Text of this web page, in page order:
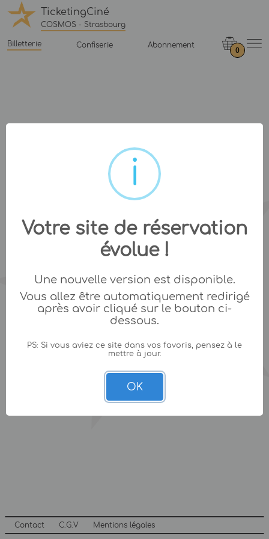
TicketingCiné
COSMOS - Strasbourg
Billetterie Confiserie Abonnement
0
Contact C.G.V Mentions légales
Votre site de réservation
évolue !
Une nouvelle version est disponible.
Vous allez être automatiquement redirigé
après avoir cliqué sur le bouton ci-
dessous.
PS: Si vous aviez ce site dans vos favoris, pensez à le
mettre à jour.
OK